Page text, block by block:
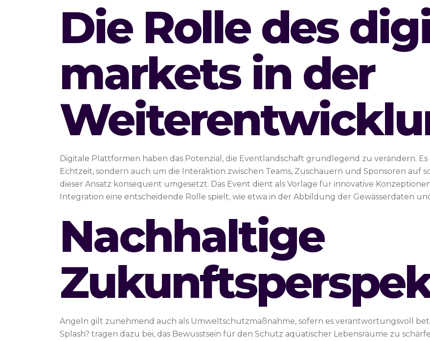
Die Rolle des
markets in der
Digitale Plattformen haben das Potenzial, die Eventlandschaft grundlegend zu verändern.
Echtzeit, sondern auch um die Interaktion zwischen Teams, Zuschauern und Sponsoren auf
dieser Ansatz konsequent umgesetzt. Das Event dient als Vorlage für innovative
Integration eine entscheidende Rolle spielt, wie etwa in der Abbildung der Gewässerdaten
Nachhaltige
Angeln gilt zunehmend auch als Umweltschutzmaßnahme, sofern es verantwortungsvoll
Splash? tragen dazu bei, das Bewusstsein für den Schutz aquatischer Lebensräume zu